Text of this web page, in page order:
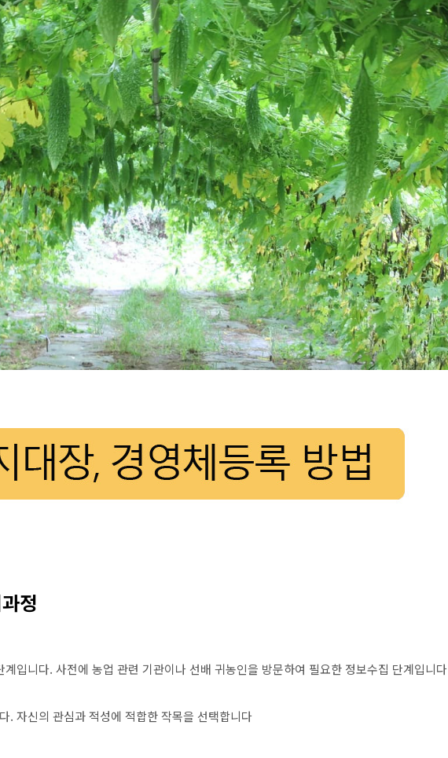
정
입니다. 사전에 농업 관련 기관이나 선배 귀농인을 방문하여 필요한 정보수집 단계입니다
. 자신의 관심과 적성에 적합한 작목을 선택합니다